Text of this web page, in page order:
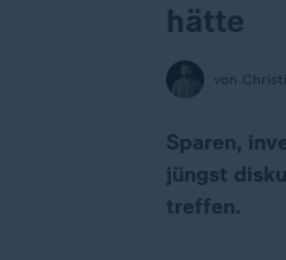
hätte
von
Sparen,
jüngst
treffen.